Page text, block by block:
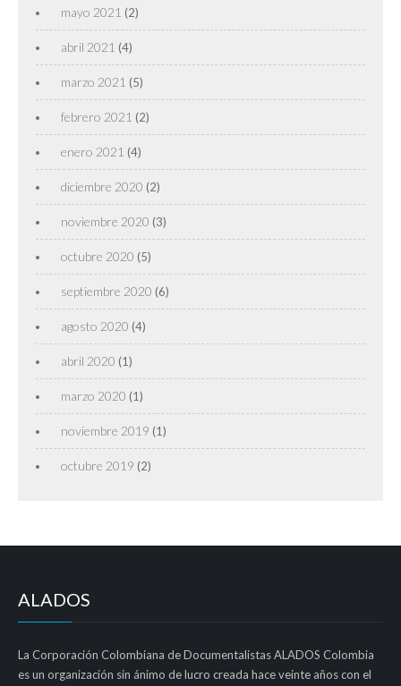
mayo 2021 (2)
abril 2021 (4)
marzo 2021 (5)
febrero 2021 (2)
enero 2021 (4)
diciembre 2020 (2)
noviembre 2020 (3)
octubre 2020 (5)
septiembre 2020 (6)
agosto 2020 (4)
abril 2020 (1)
marzo 2020 (1)
noviembre 2019 (1)
octubre 2019 (2)
ALADOS
La Corporación Colombiana de Documentalistas ALADOS Colombia
es un organización sin ánimo de lucro creada hace veinte años con el